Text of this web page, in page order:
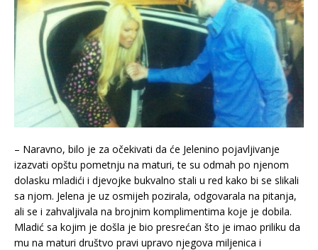
– Naravno, bilo je za očekivati da će Jelenino pojavljivanje
izazvati opštu pometnju na maturi, te su odmah po njenom
dolasku mladići i djevojke bukvalno stali u red kako bi se slikali
sa njom. Jelena je uz osmijeh pozirala, odgovarala na pitanja,
ali se i zahvaljivala na brojnim komplimentima koje je dobila.
Mladić sa kojim je došla je bio presrećan što je imao priliku da
mu na maturi društvo pravi upravo njegova miljenica i